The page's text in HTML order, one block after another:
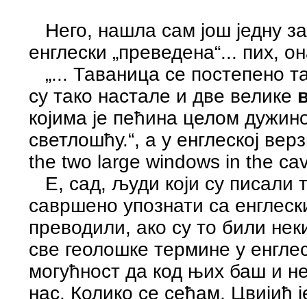
Него, нашла сам још једну
енглески „преведена“... пих,
„... Таваница се постепено
су тако настале и две велике
којима је пећина целом
светлошћу.“, а у енглеској
the two large windows in the
Е, сад, људи који су писали
савршено упознати са
преводили, ако су то били
све геолошке термине у
могућност да код њих баш и
нас. Колико се сећам, Цвијић